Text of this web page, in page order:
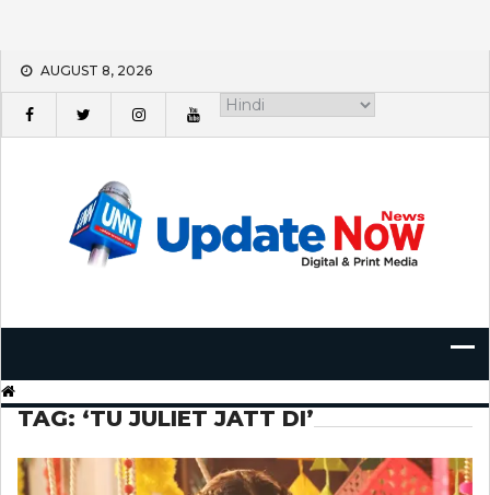
Skip
content
AUGUST 8, 2026
TAG: ‘TU JULIET JATT DI’